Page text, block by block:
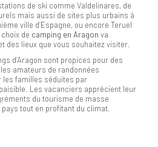
de ski comme Valdelinares, de
mais aussi de sites plus urbains à
ville d’Espagne, ou encore Teruel
de camping en Aragon va
des lieux que vous souhaitez visiter.
d’Aragon sont propices pour des
amateurs de randonnées
les familles séduites par
Les vacanciers apprécient leur
du tourisme de masse
tout en profitant du climat.